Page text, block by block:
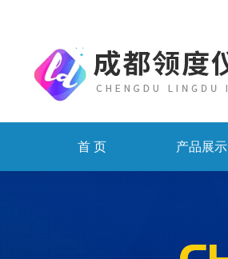
首 页 产品展示